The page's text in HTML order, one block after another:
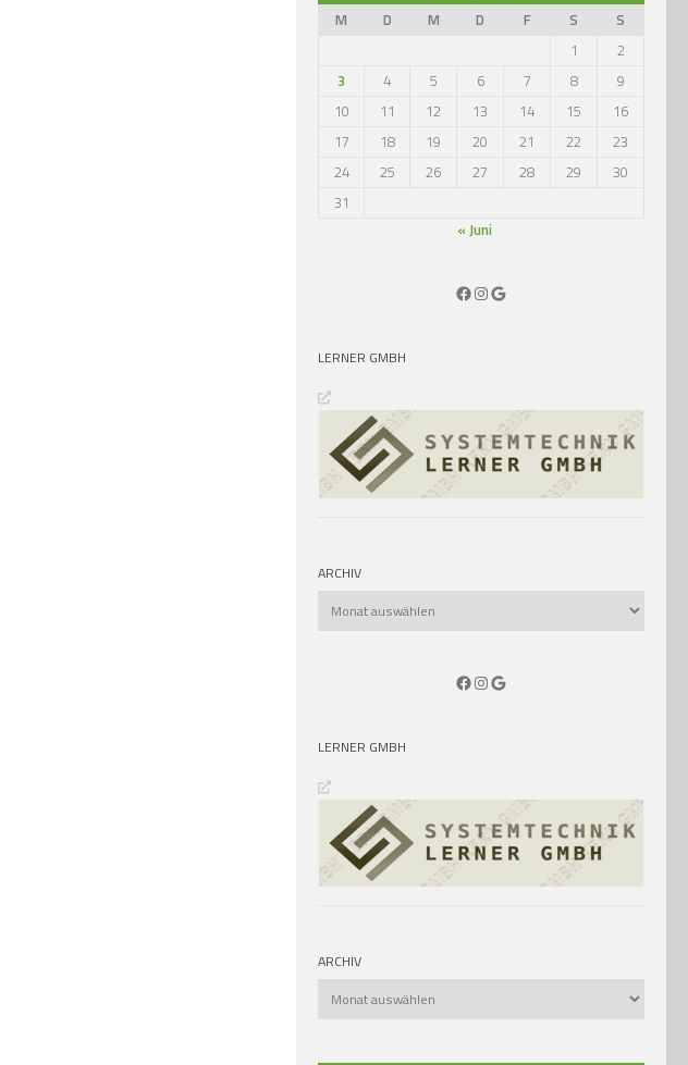
M
D M D F S
S
1
2
3
4 5 6 7 8
9
10
11 12 13 14 15
16
17
18 19 20 21 22
23
24
25 26 27 28 29
30
31
« Juni
Facebook
Instagram
Google
LERNER GMBH
ARCHIV
Facebook
Instagram
Google
LERNER GMBH
ARCHIV